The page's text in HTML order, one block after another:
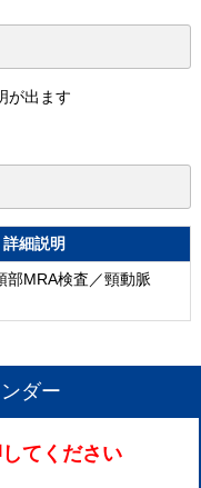
が出ます
詳細説明
部MRA検査／頸動脈
ダー
てください